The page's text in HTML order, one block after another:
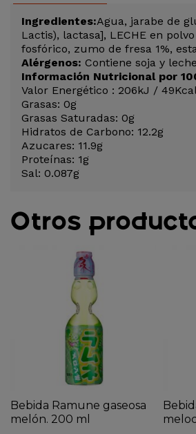
Ingredientes:Agua, jarabe de
Lactis), lactasa], LECHE en
fosfórico, zumo de fresa 1%,
Alérgenos: Contiene soja y leche
Información Nutricional por
Valor Energético : 206kJ /
Grasas: 0g
Grasas Saturadas: 0g
Hidratos de Carbono: 12.2g
Azucares: 11.9g
Proteínas: 1g
Sal: 0.087g
Otros
Bebida Ramune gaseosa
melón. 200 ml